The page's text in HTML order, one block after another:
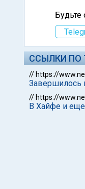
Будьте
ССЫЛКИ ПО
// https://
Завершилось
// https://
В Хайфе и еще